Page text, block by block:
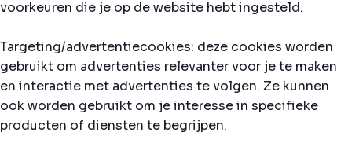
voorkeuren die je op de website hebt ingesteld.
Targeting/advertentiecookies: deze cookies worden
gebruikt om advertenties relevanter voor je te maken
en interactie met advertenties te volgen. Ze kunnen
ook worden gebruikt om je interesse in specifieke
producten of diensten te begrijpen.